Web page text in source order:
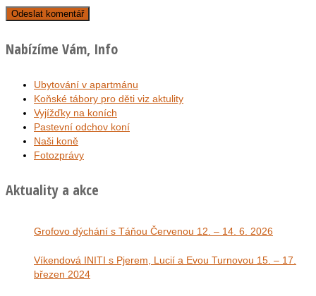
Nabízíme Vám, Info
Ubytování v apartmánu
Koňské tábory pro děti viz aktulity
Vyjížďky na koních
Pastevní odchov koní
Naši koně
Fotozprávy
Aktuality a akce
Grofovo dýchání s Táňou Červenou 12. – 14. 6. 2026
Víkendová INITI s Pjerem, Lucií a Evou Turnovou 15. – 17.
březen 2024